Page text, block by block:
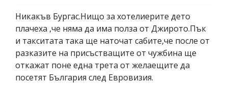
Никакъв Бургас.Нищо за хотелиерите дето
плачеха ,че няма да има полза от Джирото.Пък
и такситата така ще наточат сабите,че после от
разказите на присъстващите от чужбина ще
откажат поне една трета от желаещите да
посетят България след Евровизия.